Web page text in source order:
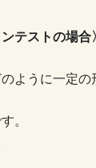
テストの場合〉
ように一定の
。